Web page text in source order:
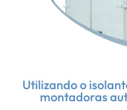
Utilizando o
montadoras